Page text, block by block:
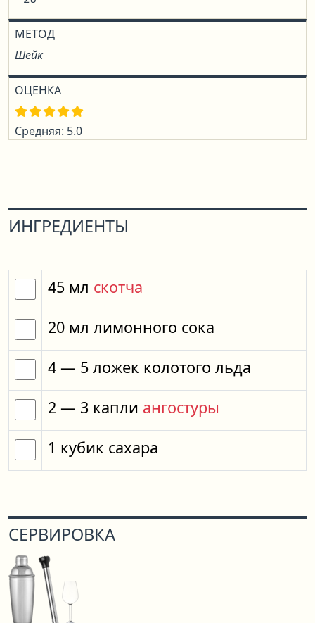
МЕТОД
Шейк
ОЦЕНКА
Средняя: 5.0
ИНГРЕДИЕНТЫ
45 мл скотча
20 мл лимонного сока
4 — 5 ложек колотого льда
2 — 3 капли ангостуры
1 кубик сахара
СЕРВИРОВКА